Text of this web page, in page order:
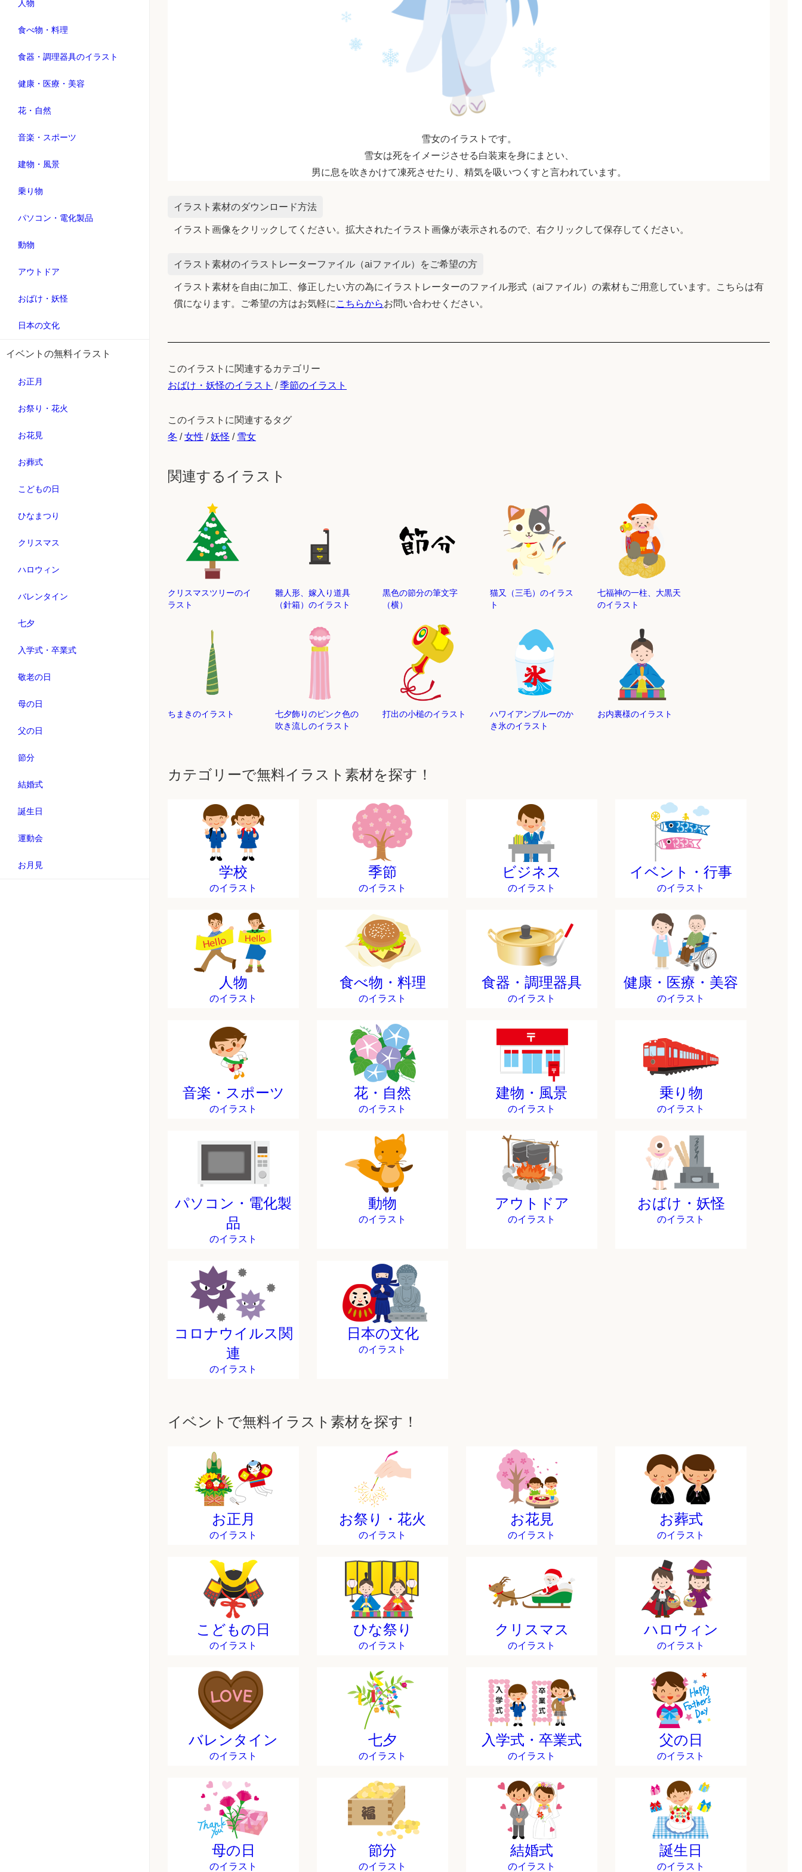
人物
食べ物・料理
食器・調理器具のイラスト
健康・医療・美容
花・自然
音楽・スポーツ
建物・風景
乗り物
パソコン・電化製品
動物
アウトドア
おばけ・妖怪
日本の文化
イベントの無料イラスト
お正月
お祭り・花火
お花見
お葬式
こどもの日
ひなまつり
クリスマス
ハロウィン
バレンタイン
七夕
入学式・卒業式
敬老の日
母の日
父の日
節分
結婚式
誕生日
運動会
お月見
雪女のイラストです。
雪女は死をイメージさせる白装束を身にまとい、
男に息を吹きかけて凍死させたり、精気を吸いつくすと言われています。
イラスト素材のダウンロード方法
イラスト画像をクリックしてください。拡大されたイラスト画像が表示されるので、右クリックして保存してください。
イラスト素材のイラストレーターファイル（aiファイル）をご希望の方
イラスト素材を自由に加工、修正したい方の為にイラストレーターのファイル形式（aiファイル）の素材もご用意しています。こちらは有
償になります。ご希望の方はお気軽に こちらからお問い合わせください。
このイラストに関連するカテゴリー
おばけ・妖怪のイラスト /季節のイラスト
このイラストに関連するタグ
冬 /女性 /妖怪 / 雪女
関連するイラスト
クリスマスツリーのイ
ラスト
雛人形、嫁入り道具
（針箱）のイラスト
黒色の節分の筆文字
（横）
猫又（三毛）のイラス
ト
七福神の一柱、大黒天
のイラスト
ちまきのイラスト
七夕飾りのピンク色の
吹き流しのイラスト
打出の小槌のイラスト
ハワイアンブルーのか
き氷のイラスト
お内裏様のイラスト
カテゴリーで無料イラスト素材を探す！
学校
のイラスト
季節
のイラスト
ビジネス
のイラスト
イベント・行事
のイラスト
人物
のイラスト
食べ物・料理
のイラスト
食器・調理器具
のイラスト
健康・医療・美容
のイラスト
音楽・スポーツ
のイラスト
花・自然
のイラスト
建物・風景
のイラスト
乗り物
のイラスト
パソコン・電化製
品
のイラスト
動物
のイラスト
アウトドア
のイラスト
おばけ・妖怪
のイラスト
コロナウイルス関
連
のイラスト
日本の文化
のイラスト
イベントで無料イラスト素材を探す！
お正月
のイラスト
お祭り・花火
のイラスト
お花見
のイラスト
お葬式
のイラスト
こどもの日
のイラスト
ひな祭り
のイラスト
クリスマス
のイラスト
ハロウィン
のイラスト
バレンタイン
のイラスト
七夕
のイラスト
入学式・卒業式
のイラスト
父の日
のイラスト
母の日
のイラスト
節分
のイラスト
結婚式
のイラスト
誕生日
のイラスト